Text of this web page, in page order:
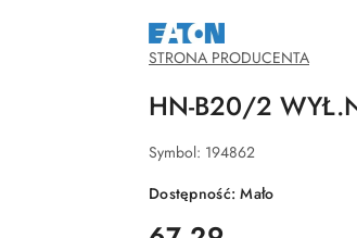
NAZWA
PRODUCENTA:
EATON
STRONA PRODUCENTA
HN-B20/2
Symbol: 194862
Dostępność:Mało